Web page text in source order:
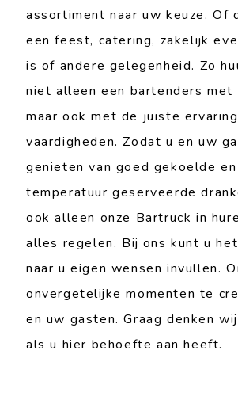
assortiment naar uw keuze. Of
een feest, catering, zakelijk
is of andere gelegenheid. Zo
niet alleen een bartenders met
maar ook met de juiste
vaardigheden. Zodat u en uw
genieten van goed gekoelde
temperatuur geserveerde
ook alleen onze Bartruck in
alles regelen. Bij ons kunt u
naar u eigen wensen invullen.
onvergetelijke momenten te
en uw gasten. Graag denken
als u hier behoefte aan heeft.